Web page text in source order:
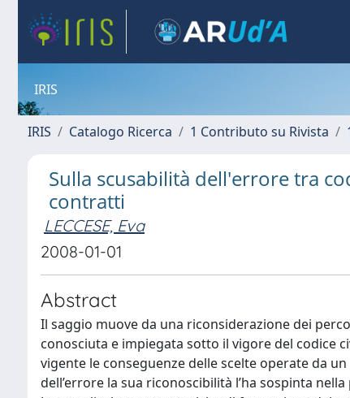
IRIS
IRIS Catalogo Ricerca 1 Contributo su Rivista
Sulla scusabilità dell'errore tra
contratti
LECCESE, Eva
2008-01-01
Abstract
Il saggio muove da una riconsiderazione dei
conosciuta e impiegata sotto il vigore del codice
vigente le conseguenze delle scelte operate da
dell’errore la sua riconoscibilità l’ha sospinta